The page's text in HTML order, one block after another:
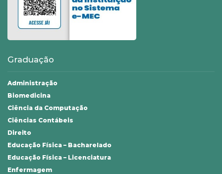
Graduação
Administração
Biomedicina
Ciência da Computação
Ciências Contábeis
Direito
Educação Física – Bacharelado
Educação Física – Licenciatura
Enfermagem